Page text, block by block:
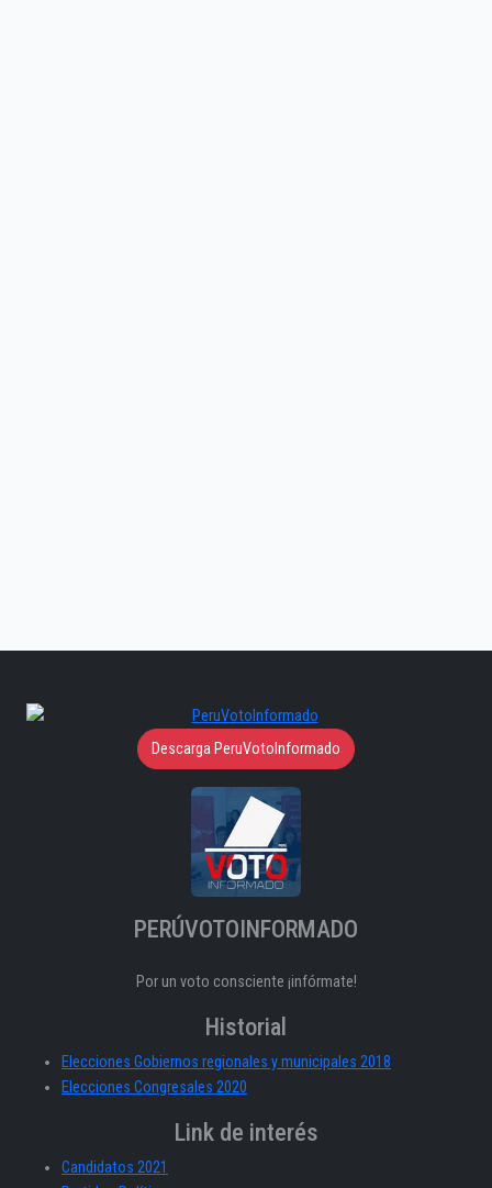
Descarga PeruVotoInformado
PERÚVOTOINFORMADO
Por un voto consciente ¡infórmate!
Historial
Elecciones Gobiernos regionales y municipales 2018
Elecciones Congresales 2020
Link de interés
Candidatos 2021